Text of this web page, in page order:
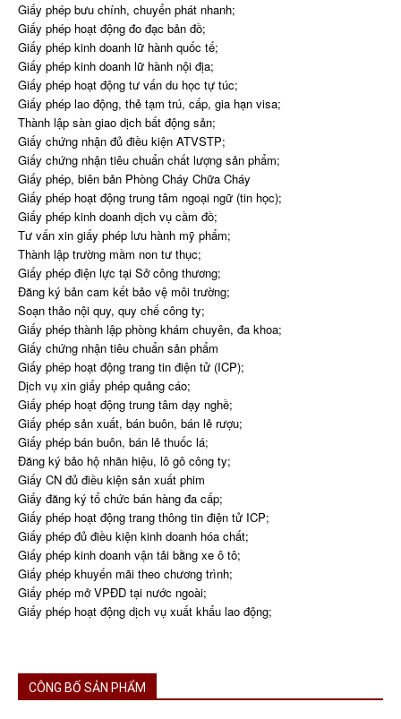
Giấy phép bưu chính, chuyển phát nhanh;
Giấy phép hoạt động đo đạc bản đồ;
Giấy phép kinh doanh lữ hành quốc tế;
Giấy phép kinh doanh lữ hành nội địa;
Giấy phép hoạt động tư vấn du học tự túc;
Giấy phép lao động, thẻ tạm trú, cấp, gia hạn visa;
Thành lập sàn giao dịch bất động sản;
Giấy chứng nhận đủ điều kiện ATVSTP;
Giấy chứng nhận tiêu chuẩn chất lượng sản phẩm;
Giấy phép, biên bản Phòng Cháy Chữa Cháy
Giấy phép hoạt động trung tâm ngoại ngữ (tin học);
Giấy phép kinh doanh dịch vụ cầm đồ;
Tư vấn xin giấy phép lưu hành mỹ phẩm;
Thành lập trường mầm non tư thục;
Giấy phép điện lực tại Sở công thương;
Đăng ký bản cam kết bảo vệ môi trường;
Soạn thảo nội quy, quy chế công ty;
Giấy phép thành lập phòng khám chuyên, đa khoa;
Giấy chứng nhận tiêu chuẩn sản phẩm
Giấy phép hoạt động trang tin điện tử (ICP);
Dịch vụ xin giấy phép quảng cáo;
Giấy phép hoạt động trung tâm dạy nghề;
Giấy phép sản xuất, bán buôn, bán lẻ rượu;
Giấy phép bán buôn, bán lẻ thuốc lá;
Đăng ký bảo hộ nhãn hiệu, lô gô công ty;
Giấy CN đủ điều kiện sản xuất phim
Giấy đăng ký tổ chức bán hàng đa cấp;
Giấy phép hoạt động trang thông tin điện tử ICP;
Giấy phép đủ điều kiện kinh doanh hóa chất;
Giấy phép kinh doanh vận tải bằng xe ô tô;
Giấy phép khuyến mãi theo chương trình;
Giấy phép mở VPĐD tại nước ngoài;
Giấy phép hoạt động dịch vụ xuất khẩu lao động;
CÔNG BỐ SẢN PHẨM